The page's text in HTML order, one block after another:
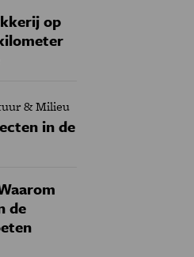
op
& Milieu
in de
de